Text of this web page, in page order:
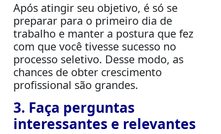
Após atingir seu objetivo, é só se
preparar para o primeiro dia de
trabalho e manter a postura que fez
com que você tivesse sucesso no
processo seletivo. Desse modo, as
chances de obter crescimento
profissional são grandes.
3. Faça perguntas
interessantes e relevantes